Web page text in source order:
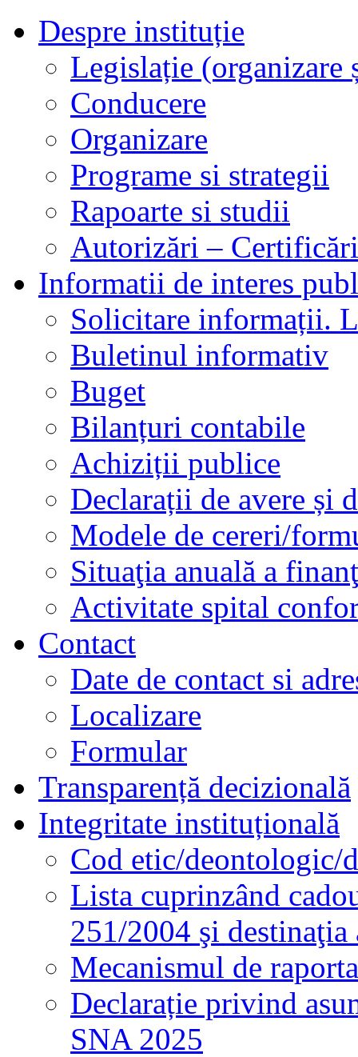
Despre instituție
Legislație
Conducere
Organizare
Programe si strategii
Rapoarte si studii
Autorizări –
Informatii de interes
Solicitare informații.
Buletinul informativ
Buget
Bilanțuri contabile
Achiziții publice
Declarații de avere și
Modele de cereri/
Situaţia anuală a
Activitate spital
Contact
Date de contact si
Localizare
Formular
Transparență decizională
Integritate instituțională
Cod etic/deontologic/
Lista cuprinzând
251/2004 şi destinaţia
Mecanismul de
Declarație privind
SNA 2025